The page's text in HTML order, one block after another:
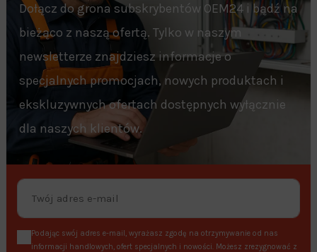
Dołącz do grona subskrybentów OEM24 i bądź na
bieżąco z naszą ofertą. Tylko w naszym
newsletterze znajdziesz informacje o
specjalnych promocjach, nowych produktach i
ekskluzywnych ofertach dostępnych wyłącznie
dla naszych klientów.
Podając swój adres e-mail, wyrażasz zgodę na otrzymywanie od nas
informacji handlowych, ofert specjalnych i nowości. Możesz zrezygnować z